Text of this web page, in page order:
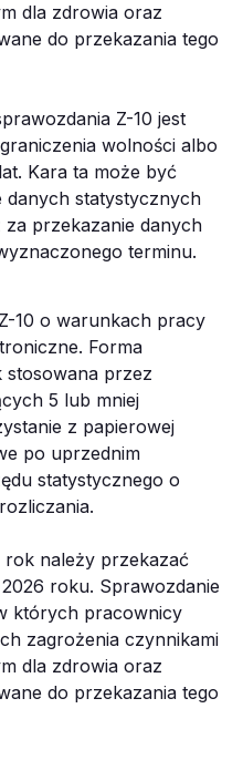
dla zdrowia oraz
do przekazania tego
Z-10 jest
wolności albo
Kara ta może być
danych statystycznych
przekazanie danych
terminu.
10 o warunkach pracy
Forma
stosowana przez
5 lub mniej
z papierowej
po uprzednim
statystycznego o
rok należy przekazać
roku. Sprawozdanie
których pracownicy
zagrożenia czynnikami
dla zdrowia oraz
do przekazania tego